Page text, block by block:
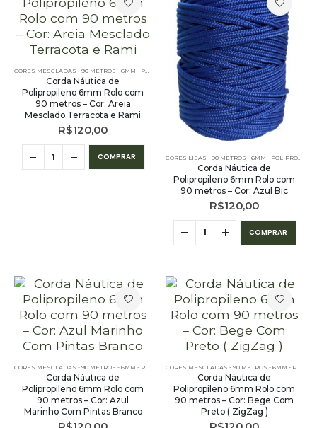
CORES MESCLADAS - 90 METROS - 6MM - POLIPROPILENO ,OUTLET,PE - 6MM - POLIPROPILENO -
Corda Náutica de
Polipropileno 6mm Rolo com
90 metros – Cor: Areia
Mesclado Terracota e Rami
R$120,00
COMPRAR
Corda Náutica de
Polipropileno 6mm Rolo com
90 metros – Cor: Azul Bic
R$120,00
COMPRAR
Corda Náutica de
Polipropileno 6mm Rolo com
90 metros – Cor: Azul
Marinho Com Pintas Branco
Corda Náutica de
Polipropileno 6mm Rolo com
90 metros – Cor: Bege Com
Preto ( ZigZag )